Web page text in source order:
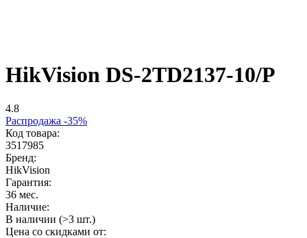
HikVision DS-2TD2137-10/P
4.8
Распродажа -35%
Код товара:
3517985
Бренд:
HikVision
Гарантия:
36 мес.
Наличие:
В наличии (>3 шт.)
Цена со скидками от: